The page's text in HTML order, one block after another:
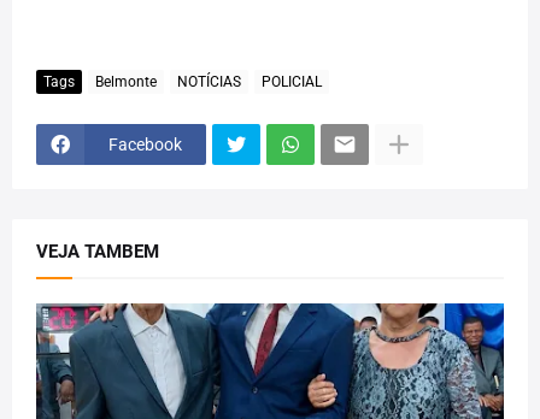
Tags Belmonte NOTÍCIAS POLICIAL
Facebook
VEJA TAMBEM